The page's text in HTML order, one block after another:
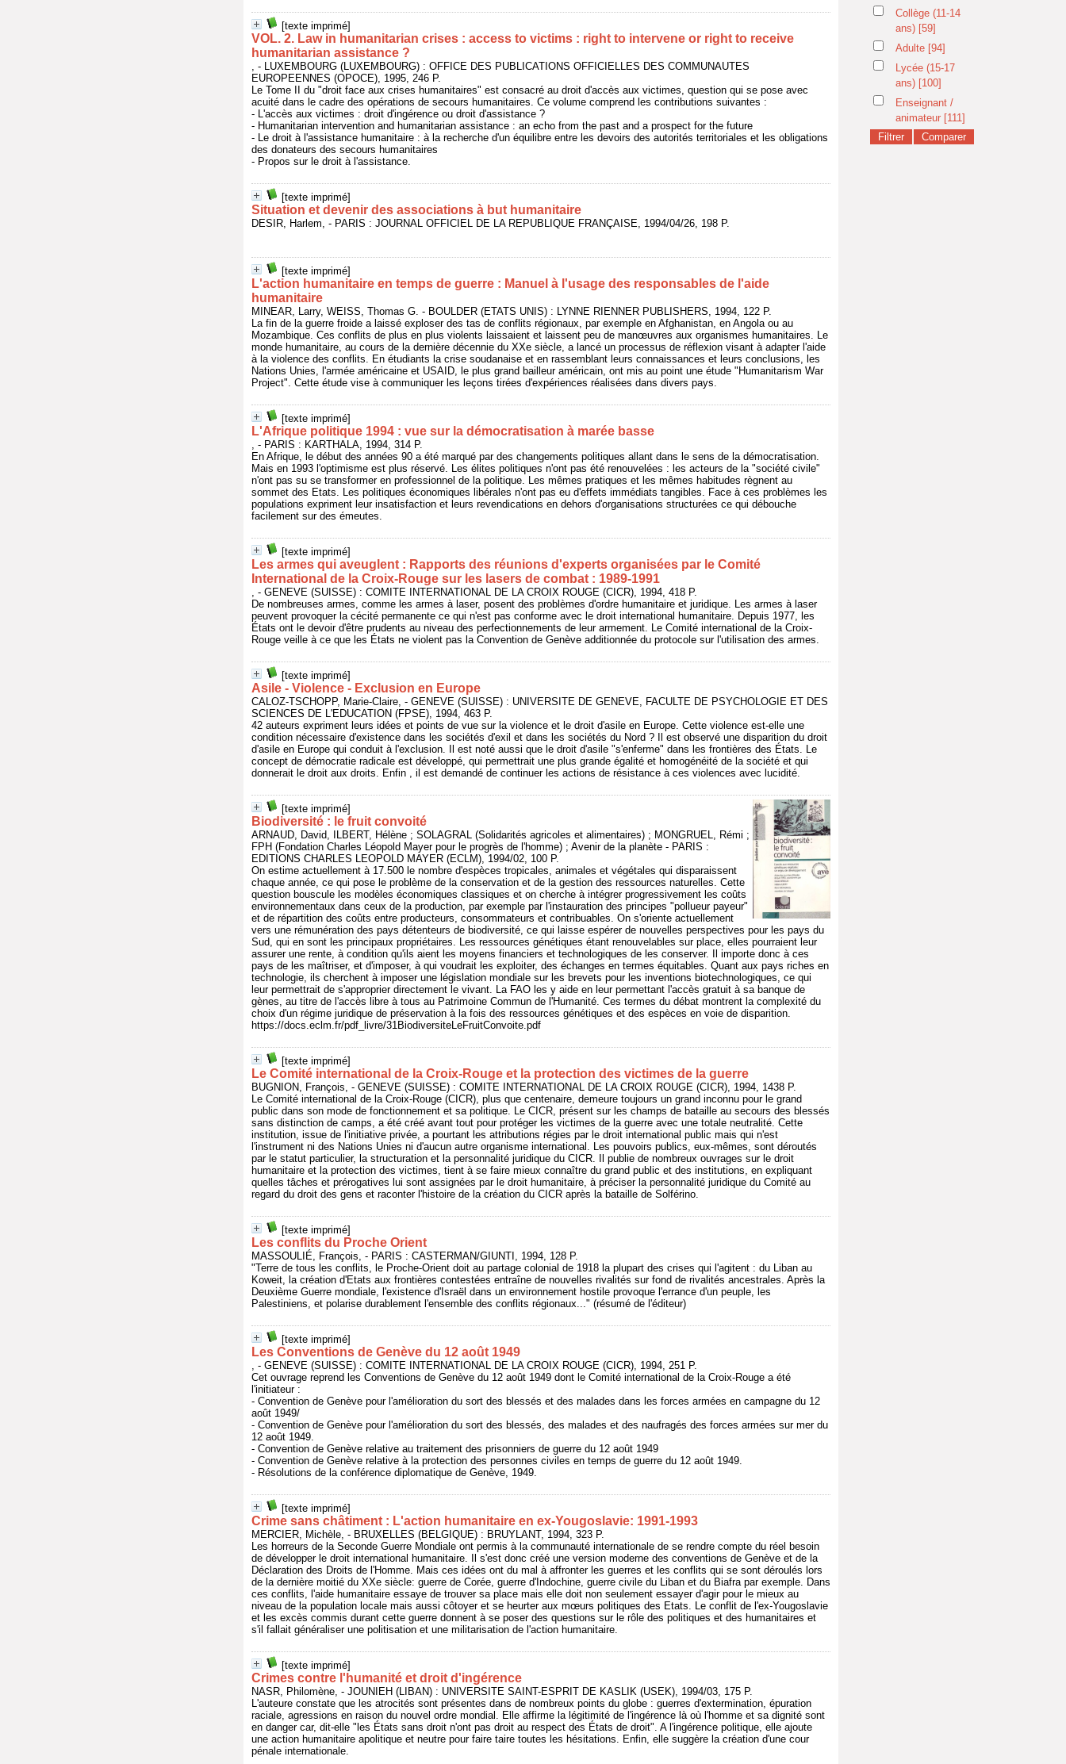
[texte imprimé]
VOL. 2. Law in humanitarian crises : access to victims : right to intervene or right to receive
humanitarian assistance ?
, - LUXEMBOURG (LUXEMBOURG) : OFFICE DES PUBLICATIONS OFFICIELLES DES COMMUNAUTES
EUROPEENNES (OPOCE), 1995, 246 P.
Le Tome II du "droit face aux crises humanitaires" est consacré au droit d'accès aux victimes, question qui se pose avec
acuité dans le cadre des opérations de secours humanitaires. Ce volume comprend les contributions suivantes :
- L'accès aux victimes : droit d'ingérence ou droit d'assistance ?
- Humanitarian intervention and humanitarian assistance : an echo from the past and a prospect for the future
- Le droit à l'assistance humanitaire : à la recherche d'un équilibre entre les devoirs des autorités territoriales et les obligations
des donateurs des secours humanitaires
- Propos sur le droit à l'assistance.
[texte imprimé]
Situation et devenir des associations à but humanitaire
DESIR, Harlem, - PARIS : JOURNAL OFFICIEL DE LA REPUBLIQUE FRANÇAISE, 1994/04/26, 198 P.
[texte imprimé]
L'action humanitaire en temps de guerre : Manuel à l'usage des responsables de l'aide
humanitaire
MINEAR, Larry, WEISS, Thomas G. - BOULDER (ETATS UNIS) : LYNNE RIENNER PUBLISHERS, 1994, 122 P.
La fin de la guerre froide a laissé exploser des tas de conflits régionaux, par exemple en Afghanistan, en Angola ou au
Mozambique. Ces conflits de plus en plus violents laissaient et laissent peu de manœuvres aux organismes humanitaires. Le
monde humanitaire, au cours de la dernière décennie du XXe siècle, a lancé un processus de réflexion visant à adapter l'aide
à la violence des conflits. En étudiants la crise soudanaise et en rassemblant leurs connaissances et leurs conclusions, les
Nations Unies, l'armée américaine et USAID, le plus grand bailleur américain, ont mis au point une étude "Humanitarism War
Project". Cette étude vise à communiquer les leçons tirées d'expériences réalisées dans divers pays.
[texte imprimé]
L'Afrique politique 1994 : vue sur la démocratisation à marée basse
, - PARIS : KARTHALA, 1994, 314 P.
En Afrique, le début des années 90 a été marqué par des changements politiques allant dans le sens de la démocratisation.
Mais en 1993 l'optimisme est plus réservé. Les élites politiques n'ont pas été renouvelées : les acteurs de la "société civile"
n'ont pas su se transformer en professionnel de la politique. Les mêmes pratiques et les mêmes habitudes règnent au
sommet des Etats. Les politiques économiques libérales n'ont pas eu d'effets immédiats tangibles. Face à ces problèmes les
populations expriment leur insatisfaction et leurs revendications en dehors d'organisations structurées ce qui débouche
facilement sur des émeutes.
[texte imprimé]
Les armes qui aveuglent : Rapports des réunions d'experts organisées par le Comité
International de la Croix-Rouge sur les lasers de combat : 1989-1991
, - GENEVE (SUISSE) : COMITE INTERNATIONAL DE LA CROIX ROUGE (CICR), 1994, 418 P.
De nombreuses armes, comme les armes à laser, posent des problèmes d'ordre humanitaire et juridique. Les armes à laser
peuvent provoquer la cécité permanente ce qui n'est pas conforme avec le droit international humanitaire. Depuis 1977, les
États ont le devoir d'être prudents au niveau des perfectionnements de leur armement. Le Comité international de la Croix-
Rouge veille à ce que les États ne violent pas la Convention de Genève additionnée du protocole sur l'utilisation des armes.
[texte imprimé]
Asile - Violence - Exclusion en Europe
CALOZ-TSCHOPP, Marie-Claire, - GENEVE (SUISSE) : UNIVERSITE DE GENEVE, FACULTE DE PSYCHOLOGIE ET DES
SCIENCES DE L'EDUCATION (FPSE), 1994, 463 P.
42 auteurs expriment leurs idées et points de vue sur la violence et le droit d'asile en Europe. Cette violence est-elle une
condition nécessaire d'existence dans les sociétés d'exil et dans les sociétés du Nord ? Il est observé une disparition du droit
d'asile en Europe qui conduit à l'exclusion. Il est noté aussi que le droit d'asile "s'enferme" dans les frontières des États. Le
concept de démocratie radicale est développé, qui permettrait une plus grande égalité et homogénéité de la société et qui
donnerait le droit aux droits. Enfin , il est demandé de continuer les actions de résistance à ces violences avec lucidité.
[texte imprimé]
Biodiversité : le fruit convoité
ARNAUD, David, ILBERT, Hélène ; SOLAGRAL (Solidarités agricoles et alimentaires) ; MONGRUEL, Rémi ;
FPH (Fondation Charles Léopold Mayer pour le progrès de l'homme) ; Avenir de la planète - PARIS :
EDITIONS CHARLES LEOPOLD MAYER (ECLM), 1994/02, 100 P.
On estime actuellement à 17.500 le nombre d'espèces tropicales, animales et végétales qui disparaissent
chaque année, ce qui pose le problème de la conservation et de la gestion des ressources naturelles. Cette
question bouscule les modèles économiques classiques et on cherche à intégrer progressivement les coûts
environnementaux dans ceux de la production, par exemple par l'instauration des principes "pollueur payeur"
et de répartition des coûts entre producteurs, consommateurs et contribuables. On s'oriente actuellement
vers une rémunération des pays détenteurs de biodiversité, ce qui laisse espérer de nouvelles perspectives pour les pays du
Sud, qui en sont les principaux propriétaires. Les ressources génétiques étant renouvelables sur place, elles pourraient leur
assurer une rente, à condition qu'ils aient les moyens financiers et technologiques de les conserver. Il importe donc à ces
pays de les maîtriser, et d'imposer, à qui voudrait les exploiter, des échanges en termes équitables. Quant aux pays riches en
technologie, ils cherchent à imposer une législation mondiale sur les brevets pour les inventions biotechnologiques, ce qui
leur permettrait de s'approprier directement le vivant. La FAO les y aide en leur permettant l'accès gratuit à sa banque de
gènes, au titre de l'accès libre à tous au Patrimoine Commun de l'Humanité. Ces termes du débat montrent la complexité du
choix d'un régime juridique de préservation à la fois des ressources génétiques et des espèces en voie de disparition.
https://docs.eclm.fr/pdf_livre/31BiodiversiteLeFruitConvoite.pdf
[texte imprimé]
Le Comité international de la Croix-Rouge et la protection des victimes de la guerre
BUGNION, François, - GENEVE (SUISSE) : COMITE INTERNATIONAL DE LA CROIX ROUGE (CICR), 1994, 1438 P.
Le Comité international de la Croix-Rouge (CICR), plus que centenaire, demeure toujours un grand inconnu pour le grand
public dans son mode de fonctionnement et sa politique. Le CICR, présent sur les champs de bataille au secours des blessés
sans distinction de camps, a été créé avant tout pour protéger les victimes de la guerre avec une totale neutralité. Cette
institution, issue de l'initiative privée, a pourtant les attributions régies par le droit international public mais qui n'est
l'instrument ni des Nations Unies ni d'aucun autre organisme international. Les pouvoirs publics, eux-mêmes, sont déroutés
par le statut particulier, la structuration et la personnalité juridique du CICR. Il publie de nombreux ouvrages sur le droit
humanitaire et la protection des victimes, tient à se faire mieux connaître du grand public et des institutions, en expliquant
quelles tâches et prérogatives lui sont assignées par le droit humanitaire, à préciser la personnalité juridique du Comité au
regard du droit des gens et raconter l'histoire de la création du CICR après la bataille de Solférino.
[texte imprimé]
Les conflits du Proche Orient
MASSOULIÉ, François, - PARIS : CASTERMAN/GIUNTI, 1994, 128 P.
"Terre de tous les conflits, le Proche-Orient doit au partage colonial de 1918 la plupart des crises qui l'agitent : du Liban au
Koweit, la création d'Etats aux frontières contestées entraîne de nouvelles rivalités sur fond de rivalités ancestrales. Après la
Deuxième Guerre mondiale, l'existence d'Israël dans un environnement hostile provoque l'errance d'un peuple, les
Palestiniens, et polarise durablement l'ensemble des conflits régionaux..." (résumé de l'éditeur)
[texte imprimé]
Les Conventions de Genève du 12 août 1949
, - GENEVE (SUISSE) : COMITE INTERNATIONAL DE LA CROIX ROUGE (CICR), 1994, 251 P.
Cet ouvrage reprend les Conventions de Genève du 12 août 1949 dont le Comité international de la Croix-Rouge a été
l'initiateur :
- Convention de Genève pour l'amélioration du sort des blessés et des malades dans les forces armées en campagne du 12
août 1949/
- Convention de Genève pour l'amélioration du sort des blessés, des malades et des naufragés des forces armées sur mer du
12 août 1949.
- Convention de Genève relative au traitement des prisonniers de guerre du 12 août 1949
- Convention de Genève relative à la protection des personnes civiles en temps de guerre du 12 août 1949.
- Résolutions de la conférence diplomatique de Genève, 1949.
[texte imprimé]
Crime sans châtiment : L'action humanitaire en ex-Yougoslavie: 1991-1993
MERCIER, Michèle, - BRUXELLES (BELGIQUE) : BRUYLANT, 1994, 323 P.
Les horreurs de la Seconde Guerre Mondiale ont permis à la communauté internationale de se rendre compte du réel besoin
de développer le droit international humanitaire. Il s'est donc créé une version moderne des conventions de Genève et de la
Déclaration des Droits de l'Homme. Mais ces idées ont du mal à affronter les guerres et les conflits qui se sont déroulés lors
de la dernière moitié du XXe siècle: guerre de Corée, guerre d'Indochine, guerre civile du Liban et du Biafra par exemple. Dans
ces conflits, l'aide humanitaire essaye de trouver sa place mais elle doit non seulement essayer d'agir pour le mieux au
niveau de la population locale mais aussi côtoyer et se heurter aux mœurs politiques des Etats. Le conflit de l'ex-Yougoslavie
et les excès commis durant cette guerre donnent à se poser des questions sur le rôle des politiques et des humanitaires et
s'il fallait généraliser une politisation et une militarisation de l'action humanitaire.
[texte imprimé]
Crimes contre l'humanité et droit d'ingérence
NASR, Philomène, - JOUNIEH (LIBAN) : UNIVERSITE SAINT-ESPRIT DE KASLIK (USEK), 1994/03, 175 P.
L'auteure constate que les atrocités sont présentes dans de nombreux points du globe : guerres d'extermination, épuration
raciale, agressions en raison du nouvel ordre mondial. Elle affirme la légitimité de l'ingérence là où l'homme et sa dignité sont
en danger car, dit-elle "les États sans droit n'ont pas droit au respect des États de droit". A l'ingérence politique, elle ajoute
une action humanitaire apolitique et neutre pour faire taire toutes les hésitations. Enfin, elle suggère la création d'une cour
pénale internationale.
Collège (11-14
ans) [59]
Adulte [94]
Lycée (15-17
ans) [100]
Enseignant /
animateur [111]